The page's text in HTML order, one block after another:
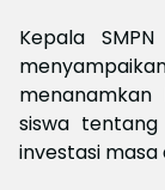
Kepala
siswa
investasi